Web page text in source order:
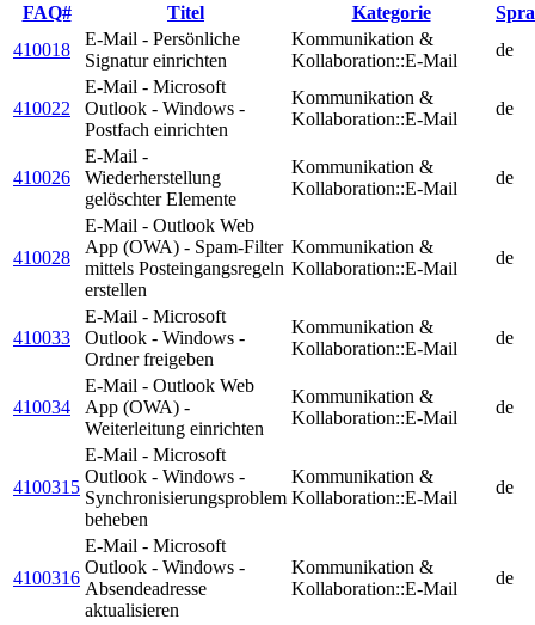
FAQ#
Titel Kategorie
410018
E-Mail - Persönliche
Signatur einrichten
Kommunikation &
Kollaboration::E-Mail
de
410022
E-Mail - Microsoft
Outlook - Windows -
Postfach einrichten
Kommunikation &
Kollaboration::E-Mail
de
410026
E-Mail -
Wiederherstellung
gelöschter Elemente
Kommunikation &
Kollaboration::E-Mail
de
410028
E-Mail - Outlook Web
App (OWA) - Spam-Filter
mittels Posteingangsregeln
erstellen
Kommunikation &
Kollaboration::E-Mail
de
410033
E-Mail - Microsoft
Outlook - Windows -
Ordner freigeben
Kommunikation &
Kollaboration::E-Mail
de
410034
E-Mail - Outlook Web
App (OWA) -
Weiterleitung einrichten
Kommunikation &
Kollaboration::E-Mail
de
4100315
E-Mail - Microsoft
Outlook - Windows -
Synchronisierungsproblem
beheben
Kommunikation &
Kollaboration::E-Mail
de
4100316
E-Mail - Microsoft
Outlook - Windows -
Absendeadresse
aktualisieren
Kommunikation &
Kollaboration::E-Mail
de